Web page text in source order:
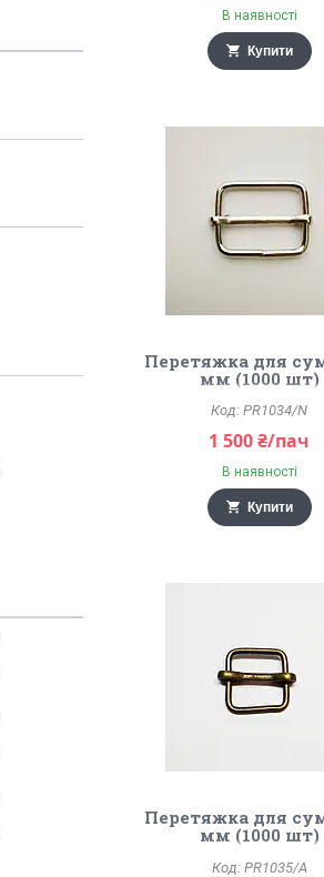
В наявності
Купити
Перетяжка для
мм (1000 шт)
PR1034/N
1 500 ₴/пач
В наявності
Купити
Перетяжка для
мм (1000 шт)
PR1035/A